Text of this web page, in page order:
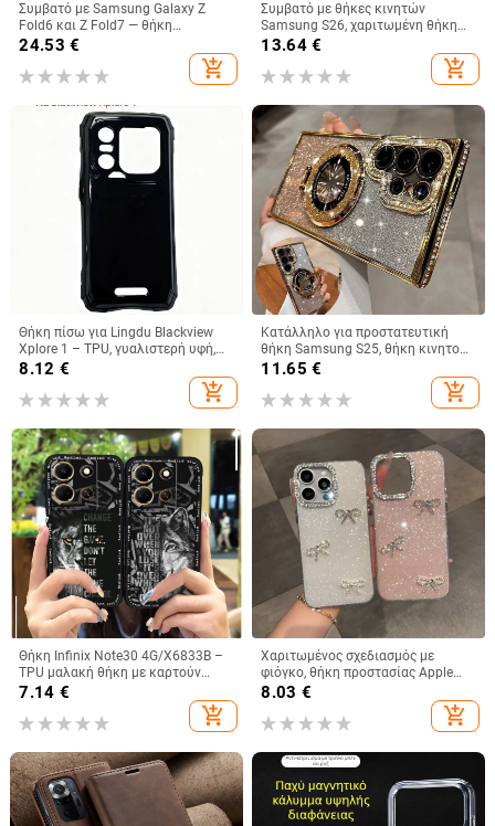
Συμβατό με Samsung Galaxy Z
Fold6 και Z Fold7 — θήκη
τηλεφώνου από δέρμα με υποδοχή
για στυλό, αναδιπλούμενη, κομψός
σχεδιασμός, με λουράκι καρπού,
24.53 €
add_shopping_cart
Συμβατό με θήκες κινητών
Samsung S26, χαριτωμένη θήκη
A56, θήκη 3D καρδιά για A32, ματ
θήκη για A24, θήκη σιλικόνης για
A53, προστατευτικές θήκες για
13.64€
add_shopping_cart
Θήκη πίσω για Lingdu Blackview
Xplore 1 – TPU, γυαλιστερή υφή,
κατασκευή με έγχυση,
8.12 €
add_shopping_cart
Κατάλληλο για προστατευτική
θήκη Samsung S25, θήκη κινητού
τηλεφώνου Edge Drill, S24,
διαφανής μαγνητική θήκη με
στρας, A56, αντιολισθητική
11.65 €
add_shopping_cart
Θήκη Infinix Note30 4G/X6833B –
TPU μαλακή θήκη με καρτούν
σχέδιο, προσαρμοζόμενη,
προστασία από σκόνη, ανθεκτική
στις πτώσεις
7.14 €
add_shopping_cart
Χαριτωμένος σχεδιασμός με
φιόγκο, θήκη προστασίας Apple
iPhone 11–15 Pro Max, πλήρης
8.03 €
add_shopping_cart